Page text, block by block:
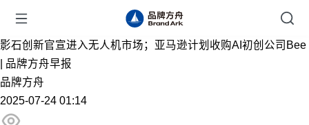
影石创新官宣进入无人机市场；亚马逊计划收购AI初创公司Bee
| 品牌方舟早报
品牌方舟
2025-07-24 01:14